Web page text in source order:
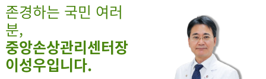
존경하는 국민 여러
분,
중앙손상관리센터장
이성우입니다.